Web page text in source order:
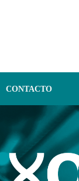
CONTACTO